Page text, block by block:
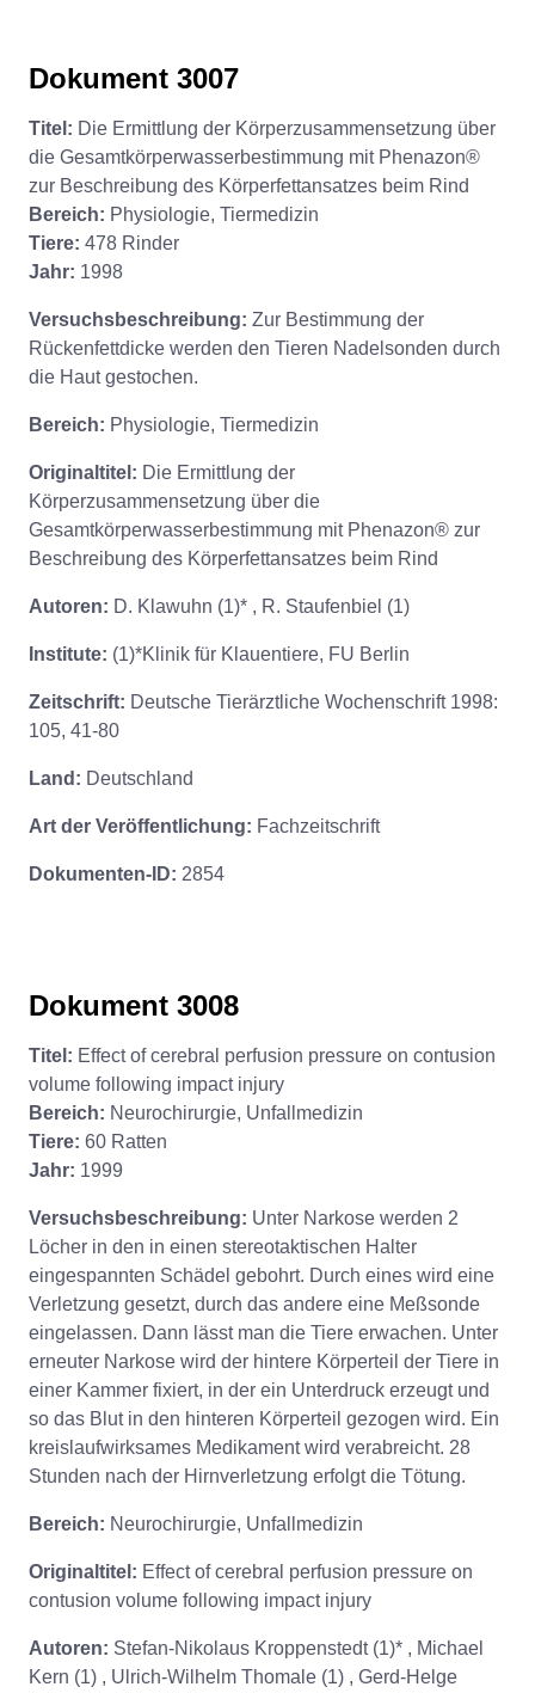
Dokument 3007
Titel: Die Ermittlung der Körperzusammensetzung über
die Gesamtkörperwasserbestimmung mit Phenazon®
zur Beschreibung des Körperfettansatzes beim Rind
Bereich: Physiologie, Tiermedizin
Tiere: 478 Rinder
Jahr: 1998
Versuchsbeschreibung: Zur Bestimmung der
Rückenfettdicke werden den Tieren Nadelsonden durch
die Haut gestochen.
Bereich: Physiologie, Tiermedizin
Originaltitel: Die Ermittlung der
Körperzusammensetzung über die
Gesamtkörperwasserbestimmung mit Phenazon® zur
Beschreibung des Körperfettansatzes beim Rind
Autoren: D. Klawuhn (1)* , R. Staufenbiel (1)
Institute: (1)*Klinik für Klauentiere, FU Berlin
Zeitschrift: Deutsche Tierärztliche Wochenschrift 1998:
105, 41-80
Land: Deutschland
Art der Veröffentlichung: Fachzeitschrift
Dokumenten-ID: 2854
Dokument 3008
Titel: Effect of cerebral perfusion pressure on contusion
volume following impact injury
Bereich: Neurochirurgie, Unfallmedizin
Tiere: 60 Ratten
Jahr: 1999
Versuchsbeschreibung: Unter Narkose werden 2
Löcher in den in einen stereotaktischen Halter
eingespannten Schädel gebohrt. Durch eines wird eine
Verletzung gesetzt, durch das andere eine Meßsonde
eingelassen. Dann lässt man die Tiere erwachen. Unter
erneuter Narkose wird der hintere Körperteil der Tiere in
einer Kammer fixiert, in der ein Unterdruck erzeugt und
so das Blut in den hinteren Körperteil gezogen wird. Ein
kreislaufwirksames Medikament wird verabreicht. 28
Stunden nach der Hirnverletzung erfolgt die Tötung.
Bereich: Neurochirurgie, Unfallmedizin
Originaltitel: Effect of cerebral perfusion pressure on
contusion volume following impact injury
Autoren: Stefan-Nikolaus Kroppenstedt (1)* , Michael
Kern (1) , Ulrich-Wilhelm Thomale (1) , Gerd-Helge